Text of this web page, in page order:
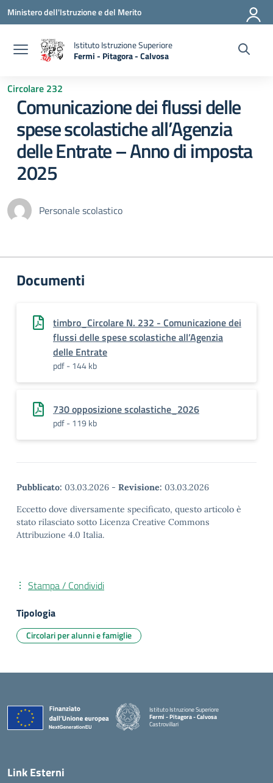
Vai ai contenuti
Vai al menu di navigazione
Vai al footer
Ministero dell'Istruzione e del Merito
Istituto Istruzione Superiore
Fermi - Pitagora - Calvosa
— Visita la pagina iniziale della scuola
Circolare 232
Comunicazione dei flussi delle
spese scolastiche all’Agenzia
delle Entrate – Anno di imposta
2025
Personale scolastico
Documenti
timbro_Circolare N. 232 - Comunicazione dei
flussi delle spese scolastiche all’Agenzia
delle Entrate
pdf - 144 kb
730 opposizione scolastiche_2026
pdf - 119 kb
Pubblicato: 03.03.2026 - Revisione: 03.03.2026
Eccetto dove diversamente specificato, questo articolo è
stato rilasciato sotto Licenza Creative Commons
Attribuzione 4.0 Italia.
Stampa / Condividi
Tipologia
Circolari per alunni e famiglie
Istituto Istruzione Superiore
Fermi - Pitagora - Calvosa
Castrovillari
Link Esterni